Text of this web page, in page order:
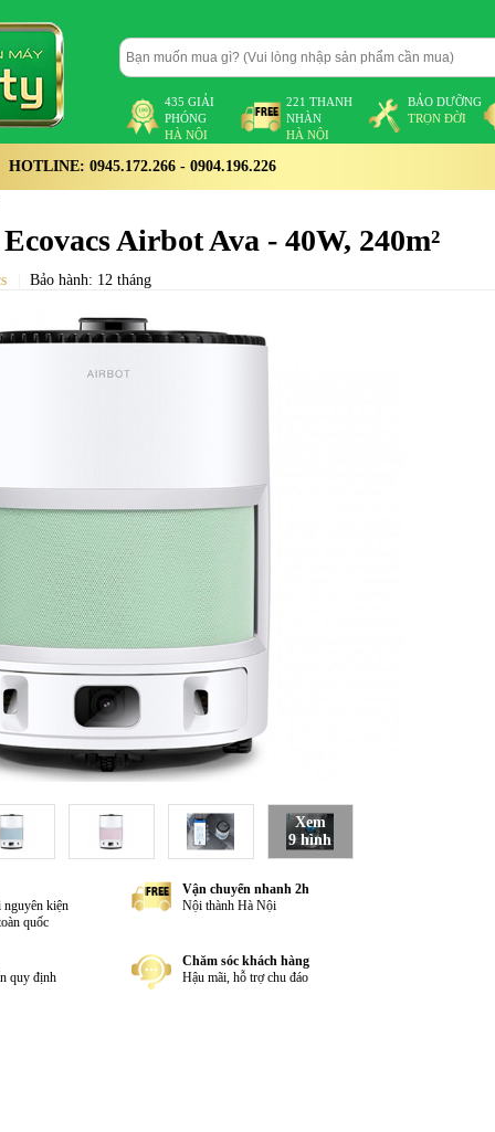
435 GIẢI
PHÓNG
HÀ NỘI
221 THANH
NHÀN
HÀ NỘI
BẢO DƯỠNG
TRỌN ĐỜI
HOTLINE: 0945.172.266 - 0904.196.226
Airbot Ava - 40W, 240m²
Bảo hành: 12 tháng
Xem
9 hình
kiện
quốc
Vận chuyển nhanh 2h
Nội thành Hà Nội
quy định
Chăm sóc khách hàng
Hậu mãi, hỗ trợ chu đáo